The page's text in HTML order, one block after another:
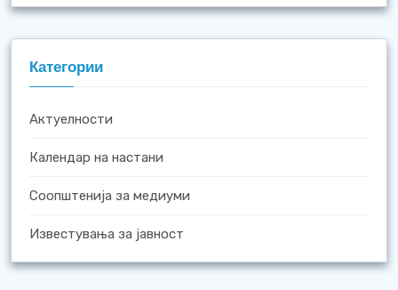
Категории
Актуелности
Календар на настани
Соопштенија за медиуми
Известувања за јавност